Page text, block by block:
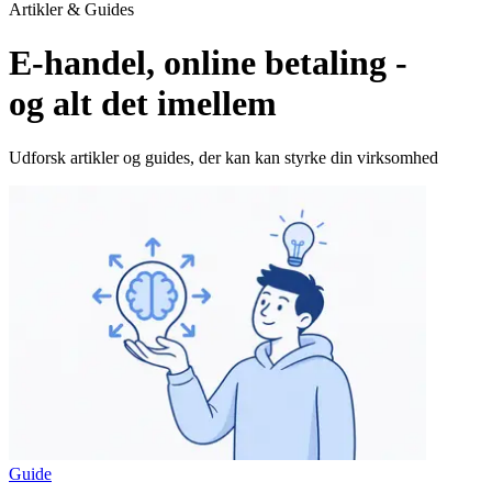
Artikler & Guides
E-handel, online betaling -
og alt det imellem
Udforsk artikler og guides, der kan kan styrke din virksomhed
Guide